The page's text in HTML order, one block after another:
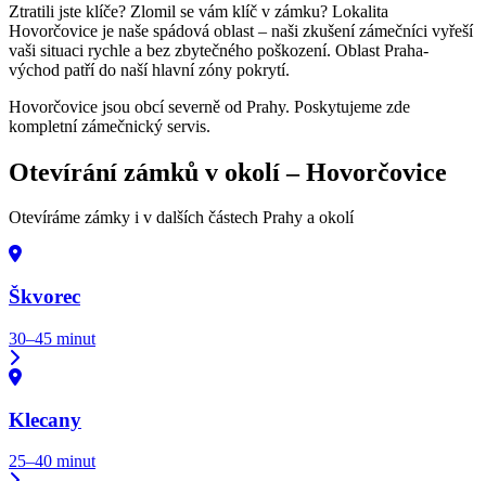
Ztratili jste klíče? Zlomil se vám klíč v zámku? Lokalita
Hovorčovice je naše spádová oblast – naši zkušení zámečníci vyřeší
vaši situaci rychle a bez zbytečného poškození. Oblast Praha-
východ patří do naší hlavní zóny pokrytí.
Hovorčovice jsou obcí severně od Prahy. Poskytujeme zde
kompletní zámečnický servis.
Otevírání zámků v okolí –Hovorčovice
Otevíráme zámky i v dalších částech Prahy a okolí
Škvorec
30–45 minut
Klecany
25–40 minut